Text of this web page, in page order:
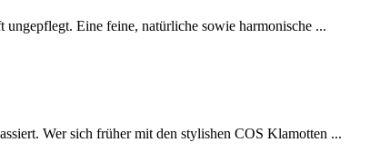
Eine feine, natürliche sowie harmonische ...
Wer sich früher mit den stylishen COS Klamotten ...